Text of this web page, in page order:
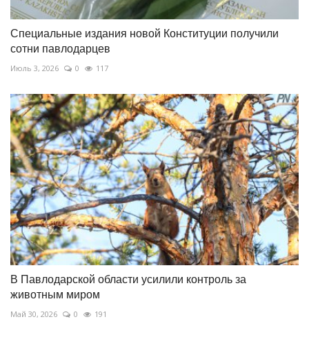
Специальные издания новой Конституции получили
сотни павлодарцев
Июль 3, 2026 0 117
В Павлодарской области усилили контроль за
животным миром
Май 30, 2026 0 191